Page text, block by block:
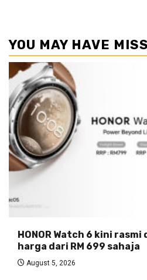
YOU MAY HAVE
HONOR Watch 6 kini rasmi
harga dari RM 699 sahaja
August 5, 2026